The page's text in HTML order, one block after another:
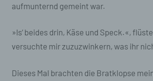
aufmunternd gemeint war.
»Is‘ beides drin, Käse und Speck.«,
versuchte mir zuzuzwinkern, was ihr
Dieses Mal brachten die Bratklopse
Empfänger ist eine natürliche oder
Person, Behörde, Einrichtung oder
offengelegt werden, unabhängig